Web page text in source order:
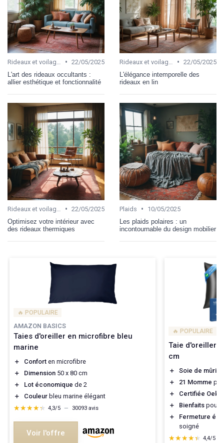
Rideaux et voilages • 22/05/2025
L'art des rideaux occultants :
allier esthétique et fonctionnalité
Rideaux et voilages • 22/05/2025
L'élégance intemporelle des
rideaux en lin
Rideaux et voilages • 22/05/2025
Optimisez votre intérieur avec
des rideaux thermiques
Plaids •
10/05/2025
Les plaids polaires : un
incontournable du design mobilier
🔥 POPULAIRE
AMAZON BASICS
Taies d'oreiller en microfibre bleu
marine
＋ Confort en microfibre
＋
Dimension 50 x 80 cm
＋
Lot économique de 2
＋
Couleur bleu marine élégant
★★★★★
★★★★★ 4,3/5 — 30093 avis
Voir l'offre
🔥 POPULAIRE
Taie d'oreiller
cm
＋ Soie de mûrier
＋
21 Momme
＋
Certifiée
＋
Bienfaits pour
＋
Fermeture
soigné
★★★★★
★★★★★ 4,4/5